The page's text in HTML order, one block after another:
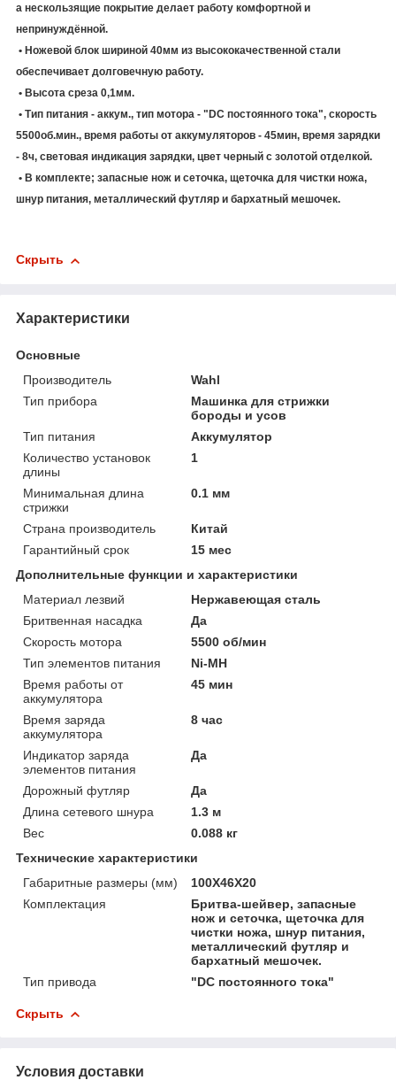
а нескользящие покрытие делает работу комфортной и
непринуждённой.
• Ножевой блок шириной 40мм из высококачественной стали
обеспечивает долговечную работу.
• Высота среза 0,1мм.
• Тип питания - аккум., тип мотора - "DC постоянного тока", скорость
5500об.мин., время работы от аккумуляторов - 45мин, время зарядки
- 8ч, световая индикация зарядки, цвет черный с золотой отделкой.
• В комплекте; запасные нож и сеточка, щеточка для чистки ножа,
шнур питания, металлический футляр и бархатный мешочек.
Скрыть
Характеристики
Основные
Производитель
Wahl
Тип прибора
Машинка для стрижки
бороды и усов
Тип питания
Аккумулятор
Количество установок
длины
1
Минимальная длина
стрижки
0.1 мм
Страна производитель
Китай
Гарантийный срок
15 мес
Дополнительные функции и характеристики
Материал лезвий
Нержавеющая сталь
Бритвенная насадка
Да
Скорость мотора
5500 об/мин
Тип элементов питания
Ni-MH
Время работы от
аккумулятора
45 мин
Время заряда
аккумулятора
8 час
Индикатор заряда
элементов питания
Да
Дорожный футляр
Да
Длина сетевого шнура
1.3 м
Вес
0.088 кг
Технические характеристики
Габаритные размеры (мм)
100Х46Х20
Комплектация
Бритва-шейвер, запасные
нож и сеточка, щеточка для
чистки ножа, шнур питания,
металлический футляр и
бархатный мешочек.
Тип привода
"DC постоянного тока"
Скрыть
Условия доставки